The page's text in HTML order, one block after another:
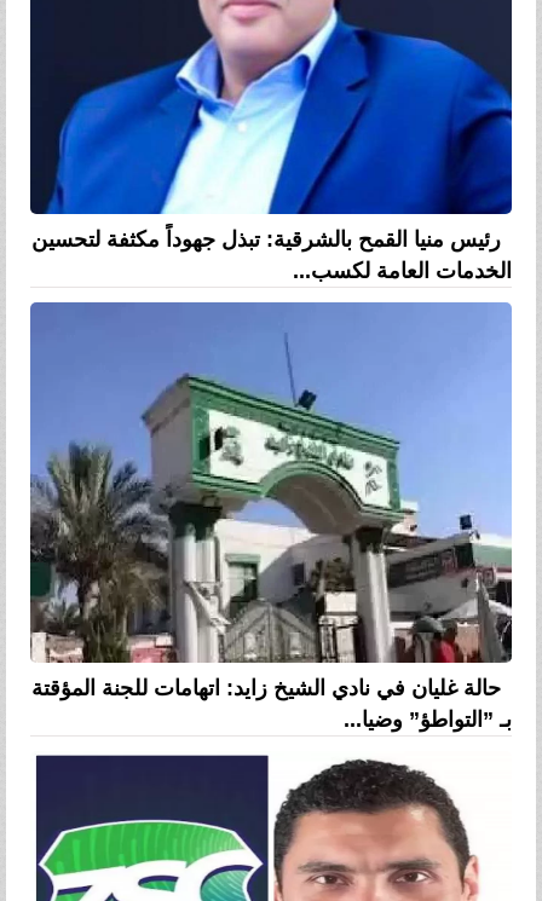
رئيس منيا القمح بالشرقية: تبذل جهوداً مكثفة لتحسين
الخدمات العامة لكسب...
حالة غليان في نادي الشيخ زايد: اتهامات للجنة المؤقتة
بـ ”التواطؤ” وضيا...